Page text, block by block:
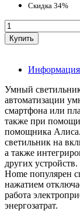
Скидка 34%
Информация
Умный
автоматизации
смартфона или
также при
помощника
светильник на
а также
других
Home популярен
нажатием
работа
энергозатрат.